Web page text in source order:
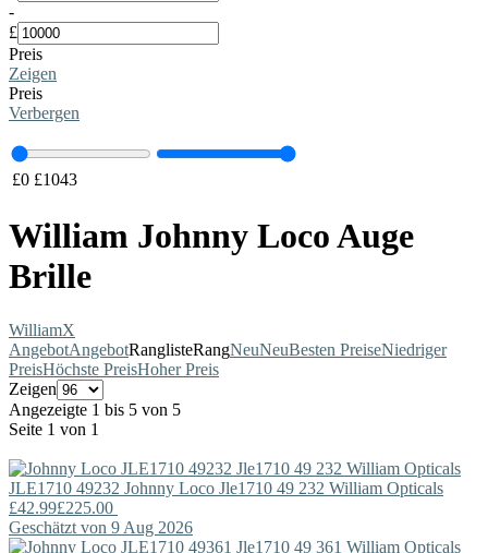
-
£
Preis
Zeigen
Preis
Verbergen
£0 £1043
William Johnny Loco Auge
Brille
WilliamX
AngebotAngebotRanglisteRangNeuNeuBesten PreiseNiedriger
PreisHöchste PreisHoher Preis
Zeigen
Angezeigte 1 bis 5 von 5
Seite 1 von 1
JLE1710 49232 Johnny Loco Jle1710 49 232 William Opticals
£42.99£225.00
Geschätzt von 9 Aug 2026